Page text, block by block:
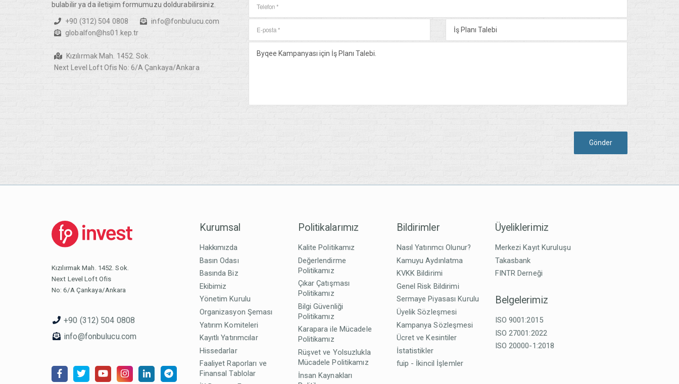
bulabilir ya da iletişim formumuzu doldurabilirsiniz.
+90 (312) 504 0808
info@fonbulucu.com
globalfon@hs01.kep.tr
Kızılırmak Mah. 1452. Sok.
Next Level Loft Ofis No: 6/A Çankaya/Ankara
Gönder
Kızılırmak Mah. 1452. Sok.
Next Level Loft Ofis
No: 6/A Çankaya/Ankara
+90 (312) 504 0808
info@fonbulucu.com
Kurumsal
Hakkımızda
Basın Odası
Basında Biz
Ekibimiz
Yönetim Kurulu
Organizasyon Şeması
Yatırım Komiteleri
Kayıtlı Yatırımcılar
Hissedarlar
Faaliyet Raporları ve
Finansal Tablolar
Politikalarımız
Kalite Politikamız
Değerlendirme
Politikamız
Çıkar Çatışması
Politikamız
Bilgi Güvenliği
Politikamız
Karapara ile Mücadele
Politikamız
Rüşvet ve Yolsuzlukla
Mücadele Politikamız
İnsan Kaynakları
Bildirimler
Nasıl Yatırımcı Olunur?
Kamuyu Aydınlatma
KVKK Bildirimi
Genel Risk Bildirimi
Sermaye Piyasası Kurulu
Üyelik Sözleşmesi
Kampanya Sözleşmesi
Ücret ve Kesintiler
İstatistikler
fuip - İkincil İşlemler
Üyeliklerimiz
Merkezi Kayıt Kuruluşu
Takasbank
FINTR Derneği
Belgelerimiz
ISO 9001:2015
ISO 27001:2022
ISO 20000-1:2018